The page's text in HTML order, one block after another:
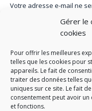
Gérer le
cookies
Pour offrir les meilleures
telles que les cookies pour
appareils. Le fait de
traiter des données telles
uniques sur ce site. Le fait
consentement peut avoir
et fonctions.
Votre adresse e-mail ne